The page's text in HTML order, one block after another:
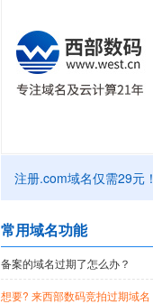
注册.com域名仅需29元！
常用域名功能
备案的域名过期了怎么办？
想要? 来西部数码竞拍过期域名